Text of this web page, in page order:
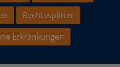
Rechtssplitter
Erkrankungen